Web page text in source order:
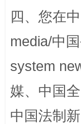
国家大学科
四、您在
media/中
system
媒、中国
中国法制